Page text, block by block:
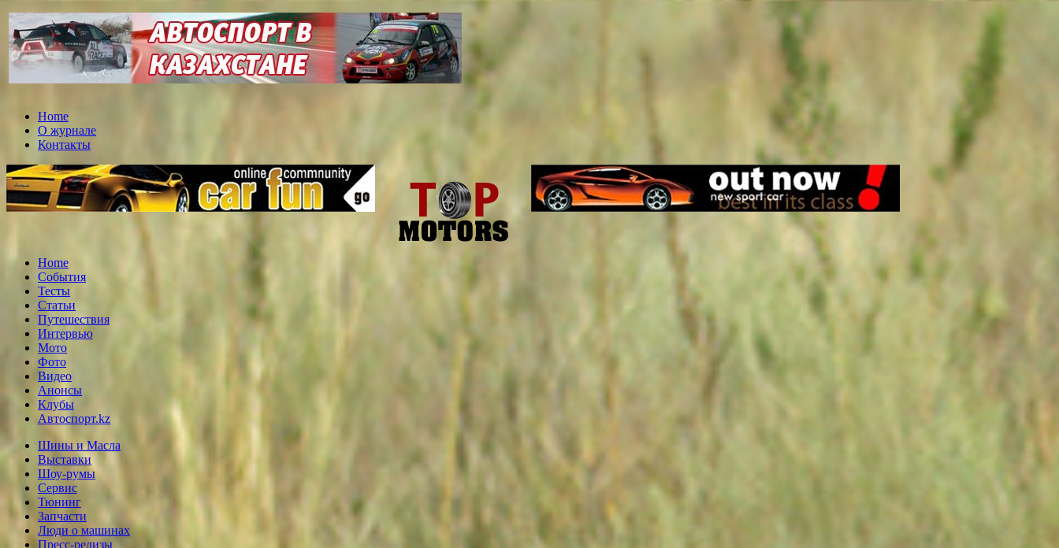
Home
О журнале
Контакты
Home
События
Тесты
Статьи
Путешествия
Интервью
Мото
Фото
Видео
Анонсы
Клубы
Автоспорт.kz
Шины и Масла
Выставки
Шоу-румы
Сервис
Тюнинг
Запчасти
Люди о машинах
Пресс-релизы